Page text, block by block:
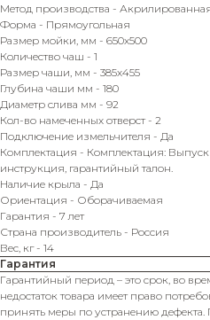
Метод производства -
Форма - Прямоугольная
Размер мойки, мм - 650х500
Количество чаш - 1
Размер чаши, мм - 385х455
Глубина чаши мм - 180
Диаметр слива мм - 92
Кол-во намеченных отверст - 2
Подключение измельчителя - Да
Комплектация - Комплектация: Выпуск
инструкция, гарантийный талон.
Наличие крыла - Да
Ориентация - Оборачиваемая
Гарантия - 7 лет
Страна производитель - Россия
Вес, кг - 14
Гарантия
Гарантийный период – это срок, во
недостаток товара имеет право
принять меры по устранению дефекта.